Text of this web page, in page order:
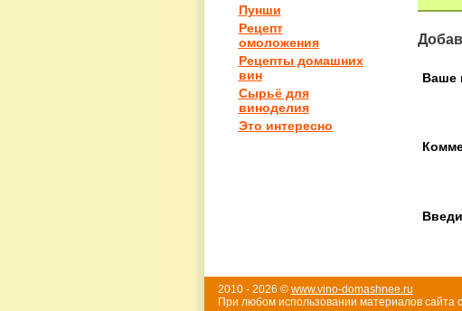
Пунши
Рецепт
омоложения
Рецепты домашних
вин
Сырьё для
виноделия
Это интересно
Ваше
2010 - 2026 © www.vino-domashnee.ru
При любом использовании материалов сайта